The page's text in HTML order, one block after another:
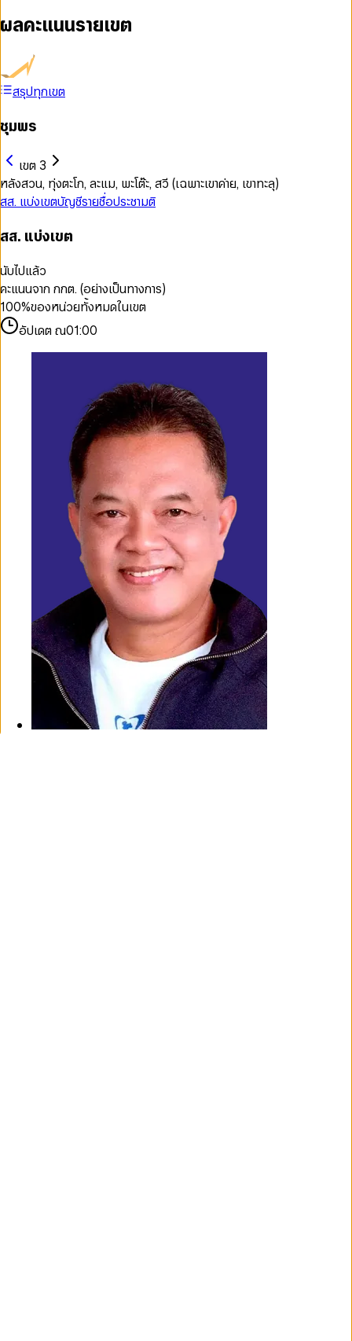
ผลคะแนนรายเขต
สรุปทุกเขต
ชุมพร
เขต 3
หลังสวน, ทุ่งตะโก, ละแม, พะโต๊ะ, สวี (เฉพาะเขาค่าย, เขาทะลุ)
สส. แบ่งเขตบัญชีรายชื่อประชามติ
สส. แบ่งเขต
นับไปแล้ว
คะแนนจาก กกต. (อย่างเป็นทางการ)
100%ของหน่วยทั้งหมดในเขต
อัปเดต ณ01:00